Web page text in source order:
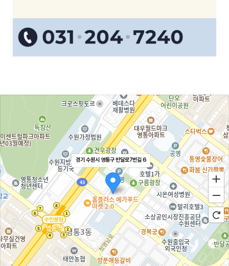
경기 수원시 영통구 반달로7번길 6